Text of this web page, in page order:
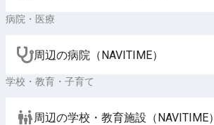
病院・医療
周辺の病院（NAVITIME）
学校・教育・子育て
周辺の学校・教育施設（NAVITIME）